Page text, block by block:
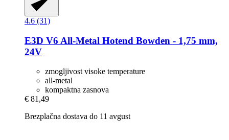
4.6 (31)
E3D V6 All-​Metal Hotend Bowden -​ 1,75 mm,
24V
zmogljivost visoke temperature
all-metal
kompaktna zasnova
€ 81,49
Brezplačna dostava do 11 avgust